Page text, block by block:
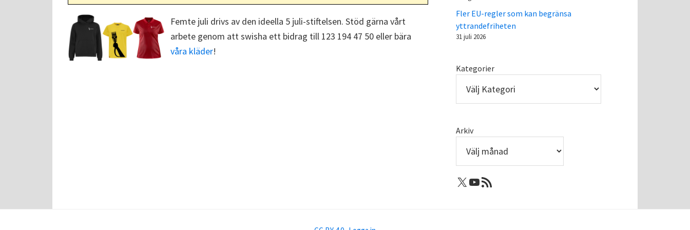
Femte juli drivs av den ideella 5 juli-stiftelsen. Stöd gärna vårt
arbete genom att swisha ett bidrag till 123 194 47 50 eller bära
våra kläder!
Fler EU-regler som kan begränsa
yttrandefriheten
31 juli 2026
Kategorier
Arkiv
X: Femtejuli
Youtube
RSS-flöde